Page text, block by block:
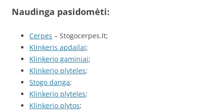
Naudinga pasidomėti:
Cerpes – Stogocerpes.lt;
Klinkeris apdailai;
Klinkerio gaminiai;
Klinkerio plyteles;
Stogo danga;
Klinkerio plyteles;
Klinkerio plytos;